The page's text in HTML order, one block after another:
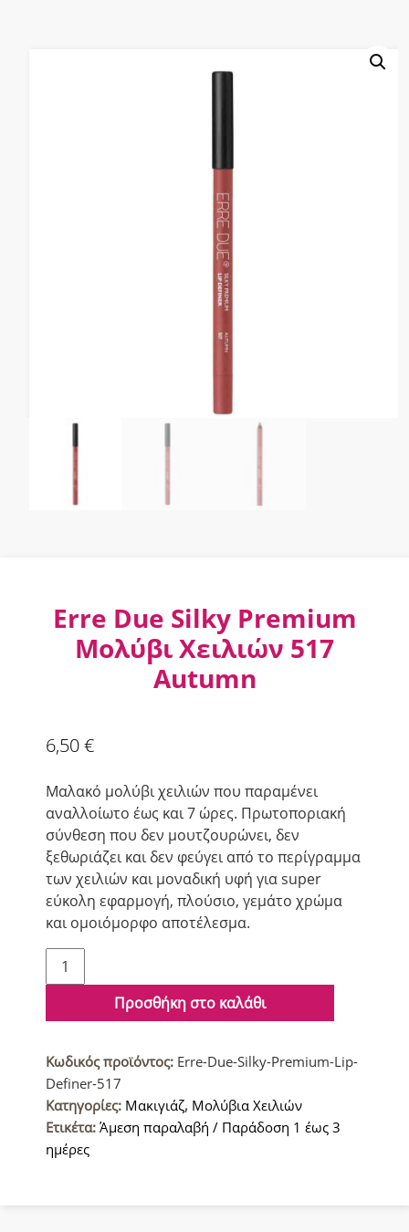
Erre Due Silky Premium
Μολύβι Χειλιών 517
Autumn
6,50€
Μαλακό μολύβι χειλιών που παραμένει
αναλλοίωτο έως και 7 ώρες. Πρωτοποριακή
σύνθεση που δεν μουτζουρώνει, δεν
ξεθωριάζει και δεν φεύγει από το περίγραμμα
των χειλιών και μοναδική υφή για super
εύκολη εφαρμογή, πλούσιο, γεμάτο χρώμα
και ομοιόμορφο αποτέλεσμα.
Erre
Due
Premium
Χειλιών
517
Autumn
ποσότητα
Προσθήκη στο καλάθι
Κωδικός προϊόντος: Erre-Due-Silky-Premium-Lip-
Definer-517
Κατηγορίες: Μακιγιάζ, Μολύβια Χειλιών
Ετικέτα: Άμεση παραλαβή / Παράδοση 1 έως 3
ημέρες